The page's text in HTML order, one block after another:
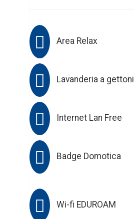
Area Relax
Lavanderia a gettoni
Internet Lan Free
Badge Domotica
Wi-fi EDUROAM